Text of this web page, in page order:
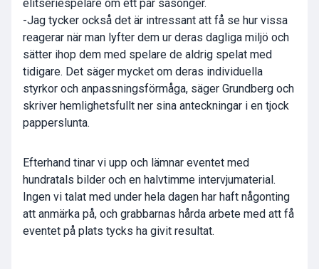
elitseriespelare om ett par säsonger.
-Jag tycker också det är intressant att få se hur vissa
reagerar när man lyfter dem ur deras dagliga miljö och
sätter ihop dem med spelare de aldrig spelat med
tidigare. Det säger mycket om deras individuella
styrkor och anpassningsförmåga, säger Grundberg och
skriver hemlighetsfullt ner sina anteckningar i en tjock
papperslunta.
Efterhand tinar vi upp och lämnar eventet med
hundratals bilder och en halvtimme intervjumaterial.
Ingen vi talat med under hela dagen har haft någonting
att anmärka på, och grabbarnas hårda arbete med att få
eventet på plats tycks ha givit resultat.